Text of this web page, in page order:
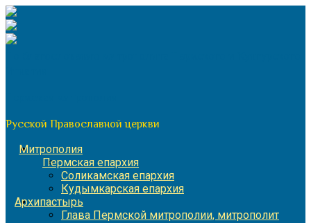
Перейти
к
содержимому
Русской Православной церкви
Митрополия
Пермская епархия
Соликамская епархия
Кудымкарская епархия
Архипастырь
Глава Пермской митрополии, митрополит